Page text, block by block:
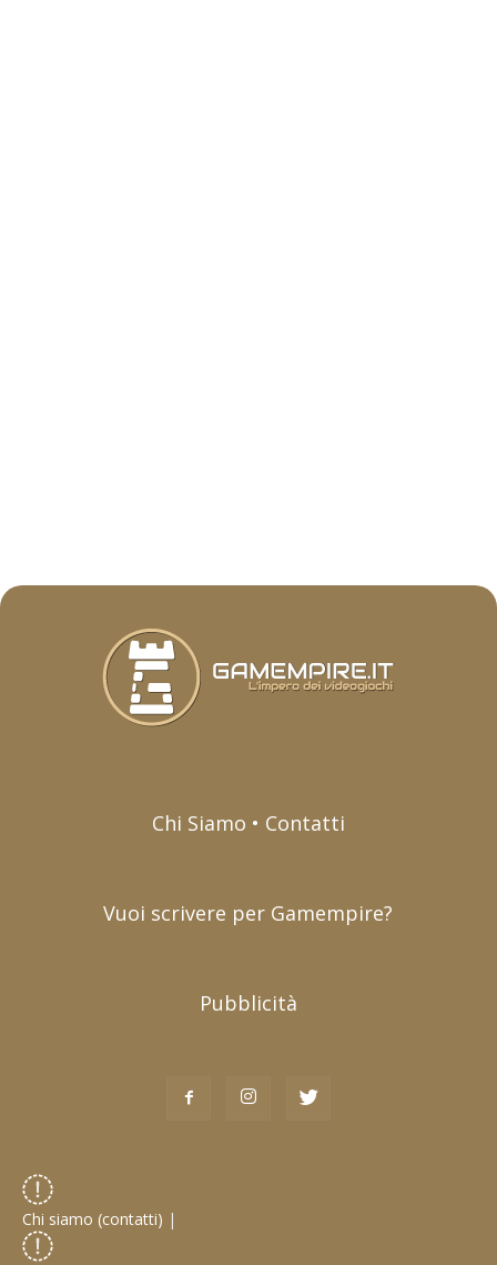
Chi Siamo • Contatti
Vuoi scrivere per Gamempire?
Pubblicità
Chi siamo (contatti) |